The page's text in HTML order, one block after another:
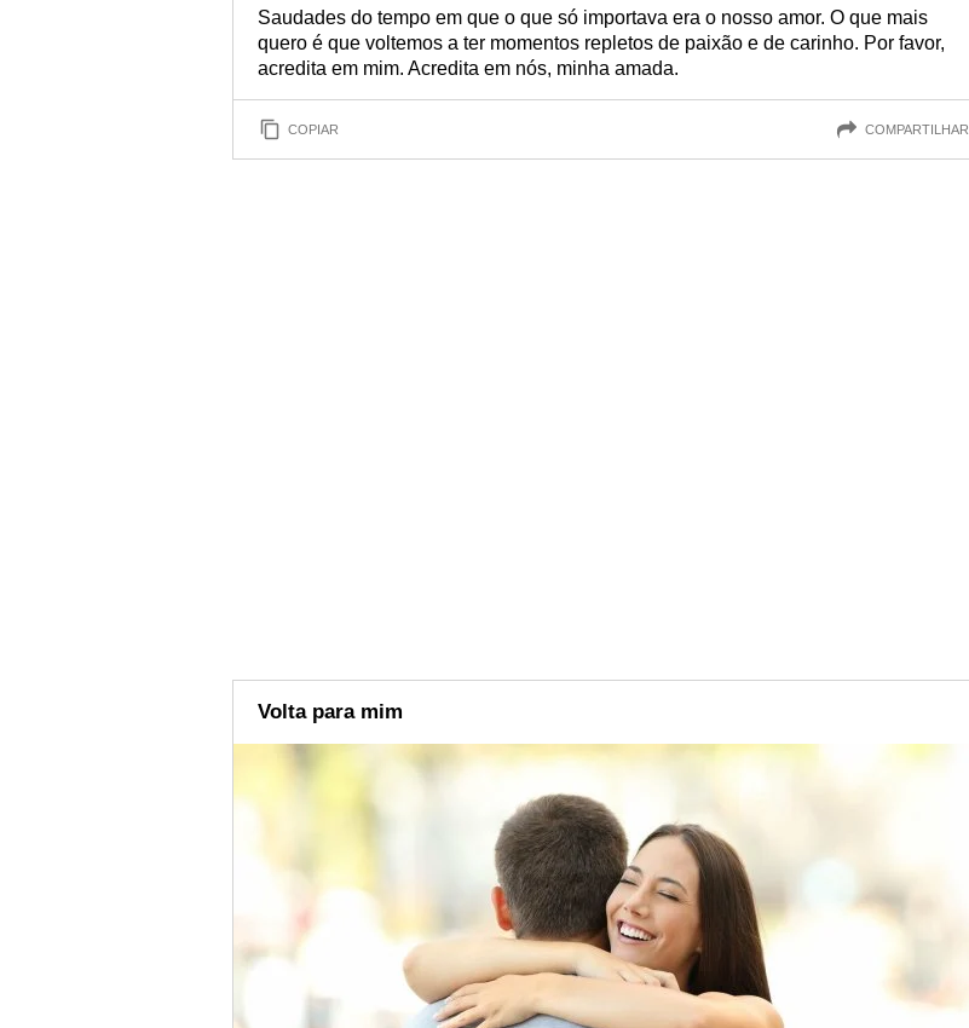
Saudades do tempo em que o que só importava era o nosso amor. O que mais
quero é que voltemos a ter momentos repletos de paixão e de carinho. Por favor,
acredita em mim. Acredita em nós, minha amada.
COPIAR COMPARTILHAR
Volta para mim